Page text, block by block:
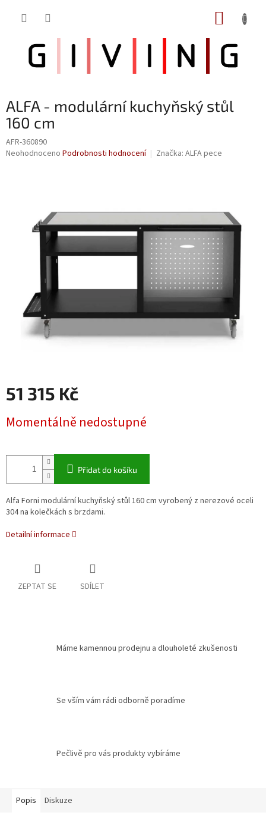
ALFA - modulární kuchyňský stůl
160 cm
AFR-360890
Průměrné
hvězdiček.
Neohodnoceno Podrobnosti hodnocení Značka: ALFA pece
51 315 Kč
cena:
Momentálně nedostupné
Přidat do košíku
Alfa Forni modulární kuchyňský stůl 160 cm vyrobený z nerezové oceli
304 na kolečkách s brzdami.
Detailní informace
ZEPTAT SE SDÍLET
Máme kamennou prodejnu a dlouholeté zkušenosti
Se vším vám rádi odborně poradíme
Pečlivě pro vás produkty vybíráme
Popis Diskuze